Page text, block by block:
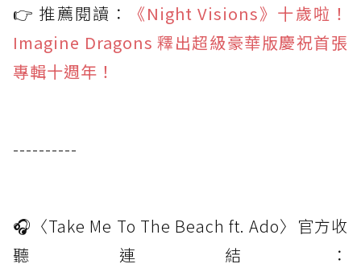
👉 推薦閱讀：
《Night Visions》十歲啦！
Imagine Dragons 釋出超級豪華版慶祝首張
專輯十週年！
----------
🎧〈Take Me To The Beach ft. Ado〉官方收
聽連結：